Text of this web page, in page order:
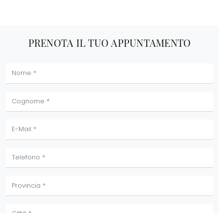
PRENOTA IL TUO APPUNTAMENTO